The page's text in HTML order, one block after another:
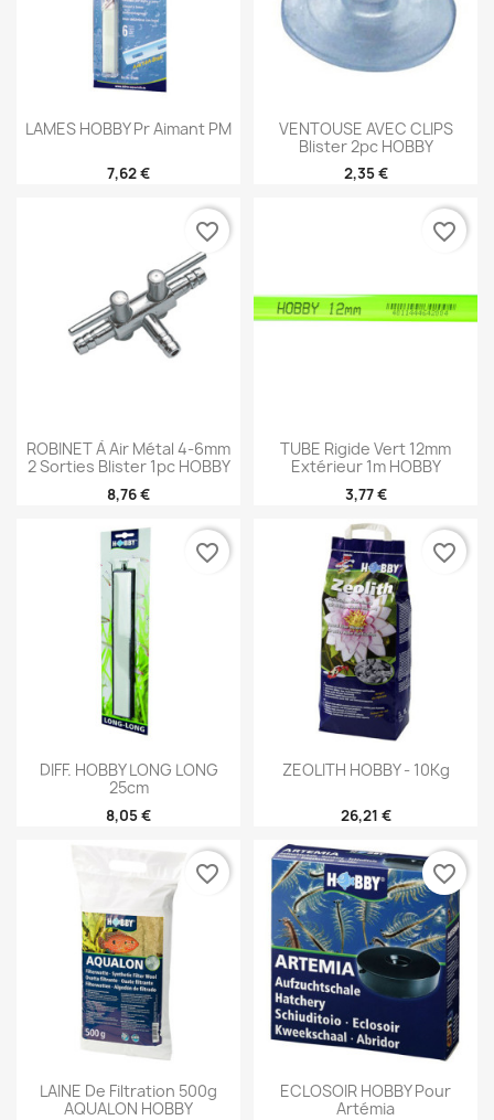
LAMES HOBBY Pr Aimant PM
7,62 €
VENTOUSE AVEC CLIPS
Blister 2pc HOBBY
2,35 €
ROBINET À Air Métal 4-6mm
2 Sorties Blister 1pc HOBBY
8,76 €
favorite_border
TUBE Rigide Vert 12mm
Extérieur 1m HOBBY
3,77 €
favorite_border
DIFF. HOBBY LONG LONG
25cm
8,05 €
favorite_border
ZEOLITH HOBBY - 10Kg
26,21 €
favorite_border
LAINE De Filtration 500g
AQUALON HOBBY
favorite_border
ECLOSOIR HOBBY Pour
Artémia
favorite_border